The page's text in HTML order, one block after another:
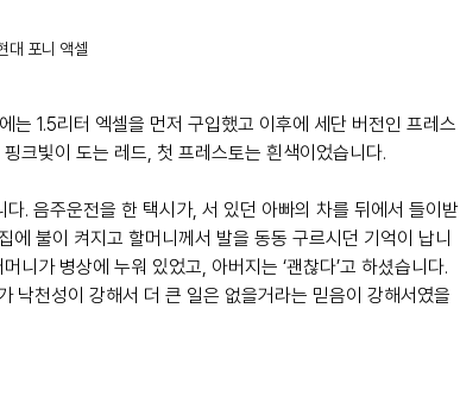
대 포니 액셀
는 1.5리터 엑셀을 먼저 구입했고 이후에 세단 버전인 프레스
크빛이 도는 레드, 첫 프레스토는 흰색이었습니다.
. 음주운전을 한 택시가, 서 있던 아빠의 차를 뒤에서 들이받
불이 켜지고 할머니께서 발을 동동 구르시던 기억이 납니
니가 병상에 누워 있었고, 아버지는 ‘괜찮다’고 하셨습니다.
낙천성이 강해서 더 큰 일은 없을거라는 믿음이 강해서였을